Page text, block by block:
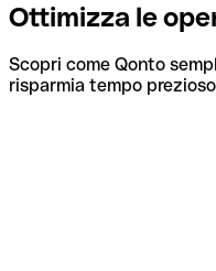
Ottimizza le
Scopri come Qonto
risparmia tempo